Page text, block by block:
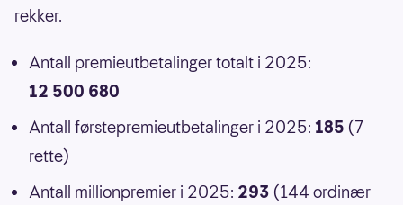
rekker.
Antall premieutbetalinger totalt i 2025:
12 500 680
Antall førstepremieutbetalinger i 2025: 185 (7
rette)
Antall millionpremier i 2025: 293 (144 ordinær